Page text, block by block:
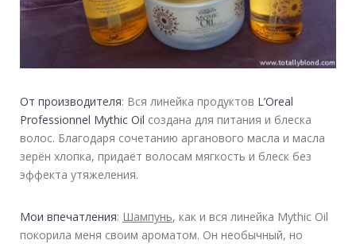
От производителя: Вся линейка продуктов L’Oreal
Professionnel Mythic Oil создана для питания и блеска
волос. Благодаря сочетанию арганового масла и масла
зерён хлопка, придаёт волосам мягкость и блеск без
эффекта утяжеления.
Мои впечатления: Шампунь, как и вся линейка Mythic Oil
покорила меня своим ароматом. Он необычный, но